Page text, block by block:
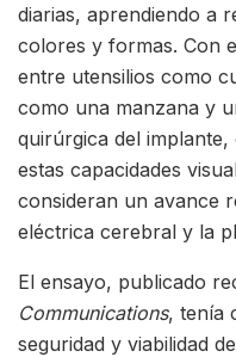
diarias, aprendiendo a
colores y formas. Con
entre utensilios como
como una manzana y
quirúrgica del
estas capacidades
consideran un avance
eléctrica cerebral y la
El ensayo, publicado
Communications, tenía
seguridad y viabilidad